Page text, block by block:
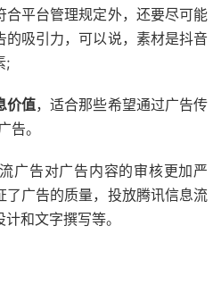
合平台管理规定外，还要尽可能
的吸引力，可以说，素材是抖音
;
价值，适合那些希望通过广告传
告。
广告对广告内容的审核更加严
了广告的质量，投放腾讯信息流
和文字撰写等。